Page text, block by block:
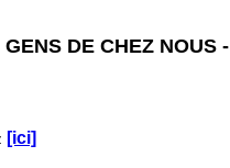
GENS DE CHEZ NOUS -
[ici]